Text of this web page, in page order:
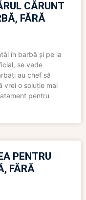
CĂRUNT
FĂRĂ
în barbă și pe la
se vede
au chef să
vrei o soluție mai
pentru
PENTRU
FĂRĂ